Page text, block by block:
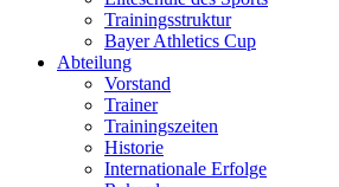
Trainingsstruktur
Bayer Athletics Cup
Abteilung
Vorstand
Trainer
Trainingszeiten
Historie
Internationale Erfolge